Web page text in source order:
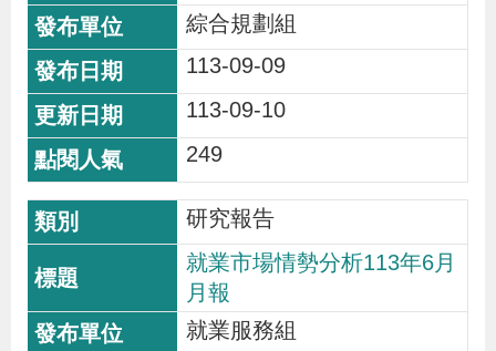
綜合規劃組
113-09-09
113-09-10
249
研究報告
就業市場情勢分析113年6月
月報
就業服務組